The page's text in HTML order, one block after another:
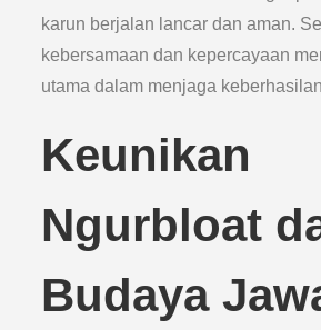
karun berjalan lancar dan aman.
kebersamaan dan kepercayaan
utama dalam menjaga
Keunikan
Ngurbloat
Budaya